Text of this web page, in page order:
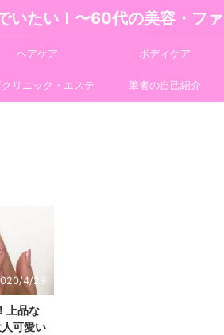
いたい！〜60代の美容・フ
ヘアケア ボディケア
リニック・エステ 筆者の自己紹介
4/29
上品な
可愛い